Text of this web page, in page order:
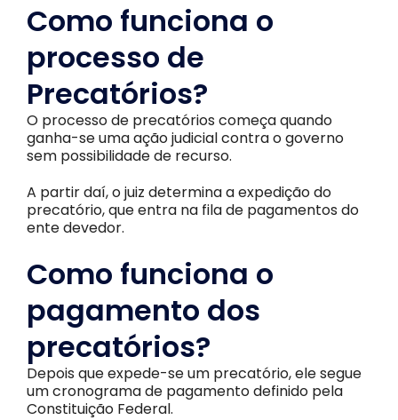
Como funciona o
processo de
Precatórios?
O processo de precatórios começa quando
ganha-se uma ação judicial contra o governo
sem possibilidade de recurso.
A partir daí, o juiz determina a expedição do
precatório, que entra na fila de pagamentos do
ente devedor.
Como funciona o
pagamento dos
precatórios?
Depois que expede-se um precatório, ele segue
um cronograma de pagamento definido pela
Constituição Federal.